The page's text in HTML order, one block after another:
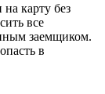
карту без
все
заемщиком.
в